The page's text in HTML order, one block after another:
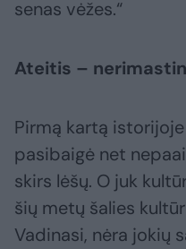
senas vėžes.“
Ateitis –
Pirmą kartą
pasibaigė net
skirs lėšų. O juk
šių metų šalies
Vadinasi, nėra jokių